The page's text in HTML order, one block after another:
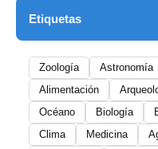
Etiquetas
Zoología Astronomía
Alimentación
Océano
Biología
Clima
Medicina